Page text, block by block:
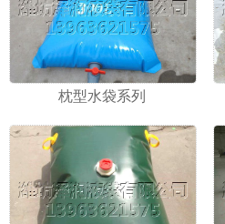
枕型水袋系列